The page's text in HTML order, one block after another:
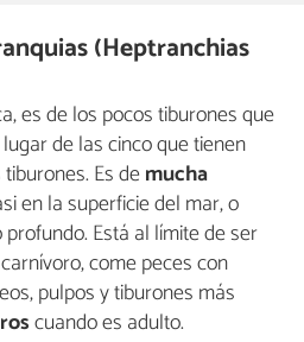
(Heptranchias
es de los pocos tiburones que
de las cinco que tienen
Es demucha
en la superficie del mar, o
Está al límite de ser
come peces con
pulpos y tiburones más
cuando es adulto.